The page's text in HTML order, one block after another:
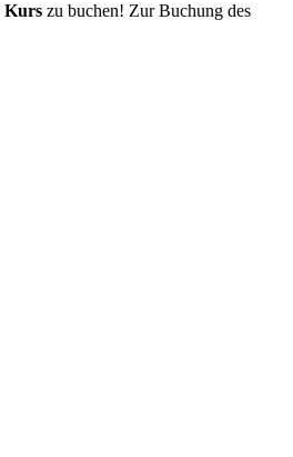
Kurs zu buchen! Zur Buchung des